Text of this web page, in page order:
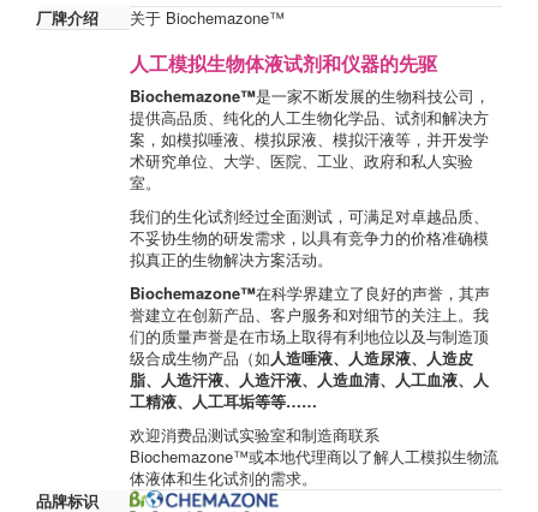
厂牌介绍 关于 Biochemazone™
人工模拟生物体液试剂和仪器的先驱
Biochemazone™是一家不断发展的生物科技公司，
提供高品质、纯化的人工生物化学品、试剂和解决方
案，如模拟唾液、模拟尿液、模拟汗液等，并开发学
术研究单位、大学、医院、工业、政府和私人实验
室。
我们的生化试剂经过全面测试，可满足对卓越品质、
不妥协生物的研发需求，以具有竞争力的价格准确模
拟真正的生物解决方案活动。
Biochemazone™在科学界建立了良好的声誉，其声
誉建立在创新产品、客户服务和对细节的关注上。我
们的质量声誉是在市场上取得有利地位以及与制造顶
级合成生物产品（如 人造唾液、人造尿液、人造皮
脂、人造汗液、人造汗液、人造血清、人工血液、人
工精液、人工耳垢等等……
欢迎消费品测试实验室和制造商联系
Biochemazone™或本地代理商以了解人工模拟生物流
体液体和生化试剂的需求。
品牌标识